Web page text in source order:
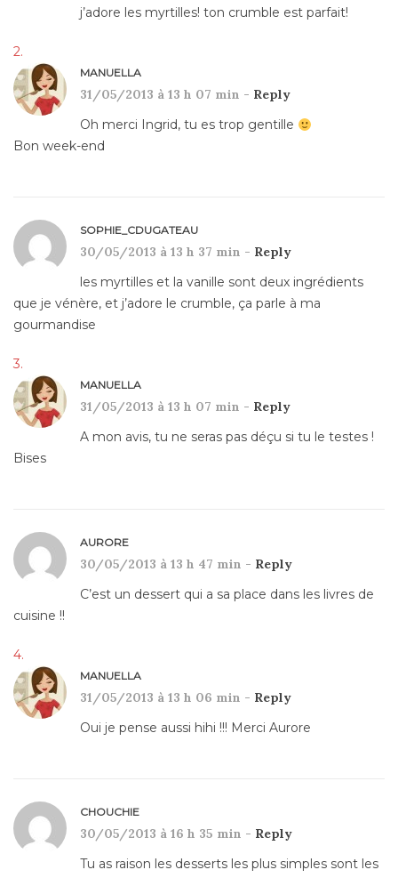
j’adore les myrtilles! ton crumble est parfait!
MANUELLA
31/05/2013 à 13 h 07 min - Reply
Oh merci Ingrid, tu es trop gentille
Bon week-end
SOPHIE_CDUGATEAU
30/05/2013 à 13 h 37 min - Reply
les myrtilles et la vanille sont deux ingrédients
que je vénère, et j’adore le crumble, ça parle à ma
gourmandise
MANUELLA
31/05/2013 à 13 h 07 min - Reply
A mon avis, tu ne seras pas déçu si tu le testes !
Bises
AURORE
30/05/2013 à 13 h 47 min - Reply
C’est un dessert qui a sa place dans les livres de
cuisine !!
MANUELLA
31/05/2013 à 13 h 06 min - Reply
Oui je pense aussi hihi !!! Merci Aurore
CHOUCHIE
30/05/2013 à 16 h 35 min - Reply
Tu as raison les desserts les plus simples sont les